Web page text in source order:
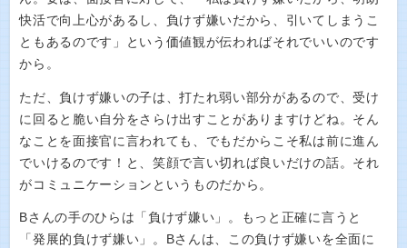
快活で向上心があるし、負けず嫌いだから、引いてしまうこ
ともあるのです」という価値観が伝わればそれでいいのです
から。
ただ、負けず嫌いの子は、打たれ弱い部分があるので、受け
に回ると脆い自分をさらけ出すことがありますけどね。そん
なことを面接官に言われても、でもだからこそ私は前に進ん
でいけるのです！と、笑顔で言い切れば良いだけの話。それ
がコミュニケーションというものだから。
Bさんの手のひらは「負けず嫌い」。もっと正確に言うと
「発展的負けず嫌い」。Bさんは、この負けず嫌いを全面に